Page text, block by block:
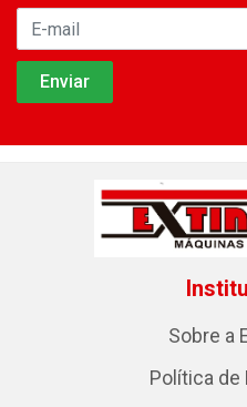
Sobre a
Política de